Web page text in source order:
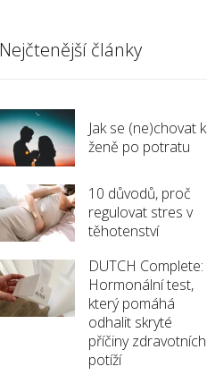
Nejčtenější články
Jak se (ne)chovat k
ženě po potratu
10 důvodů, proč
regulovat stres v
těhotenství
DUTCH Complete:
Hormonální test,
který pomáhá
odhalit skryté
příčiny zdravotních
potíží